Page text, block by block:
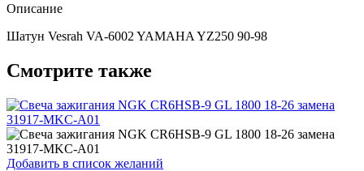
Описание
Шатун Vesrah VA-6002 YAMAHA YZ250 90-98
Смотрите также
Добавить в список желаний